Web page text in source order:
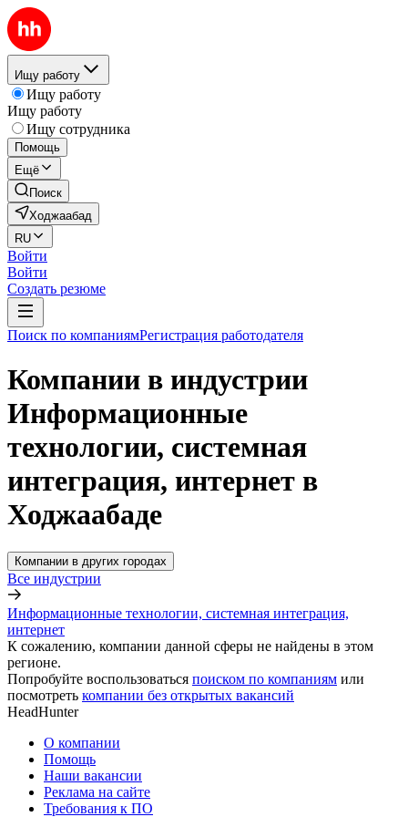
Ищу работу
Ищу работу
Ищу работу
Ищу сотрудника
Помощь
Ещё
Поиск
Ходжаабад
RU
Войти
Войти
Создать резюме
Поиск по компаниямРегистрация работодателя
Компании в индустрии
Информационные
технологии, системная
интеграция, интернет в
Ходжаабаде
Компании в других городах
Все индустрии
Информационные технологии, системная интеграция,
интернет
К сожалению, компании данной сферы не найдены в этом
регионе.
Попробуйте воспользоваться поиском по компаниям или
посмотреть компании без открытых вакансий
HeadHunter
О компании
Помощь
Наши вакансии
Реклама на сайте
Требования к ПО